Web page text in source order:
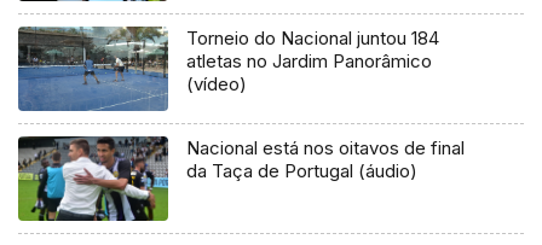
Torneio do Nacional juntou 184
atletas no Jardim Panorâmico
(vídeo)
Nacional está nos oitavos de final
da Taça de Portugal (áudio)